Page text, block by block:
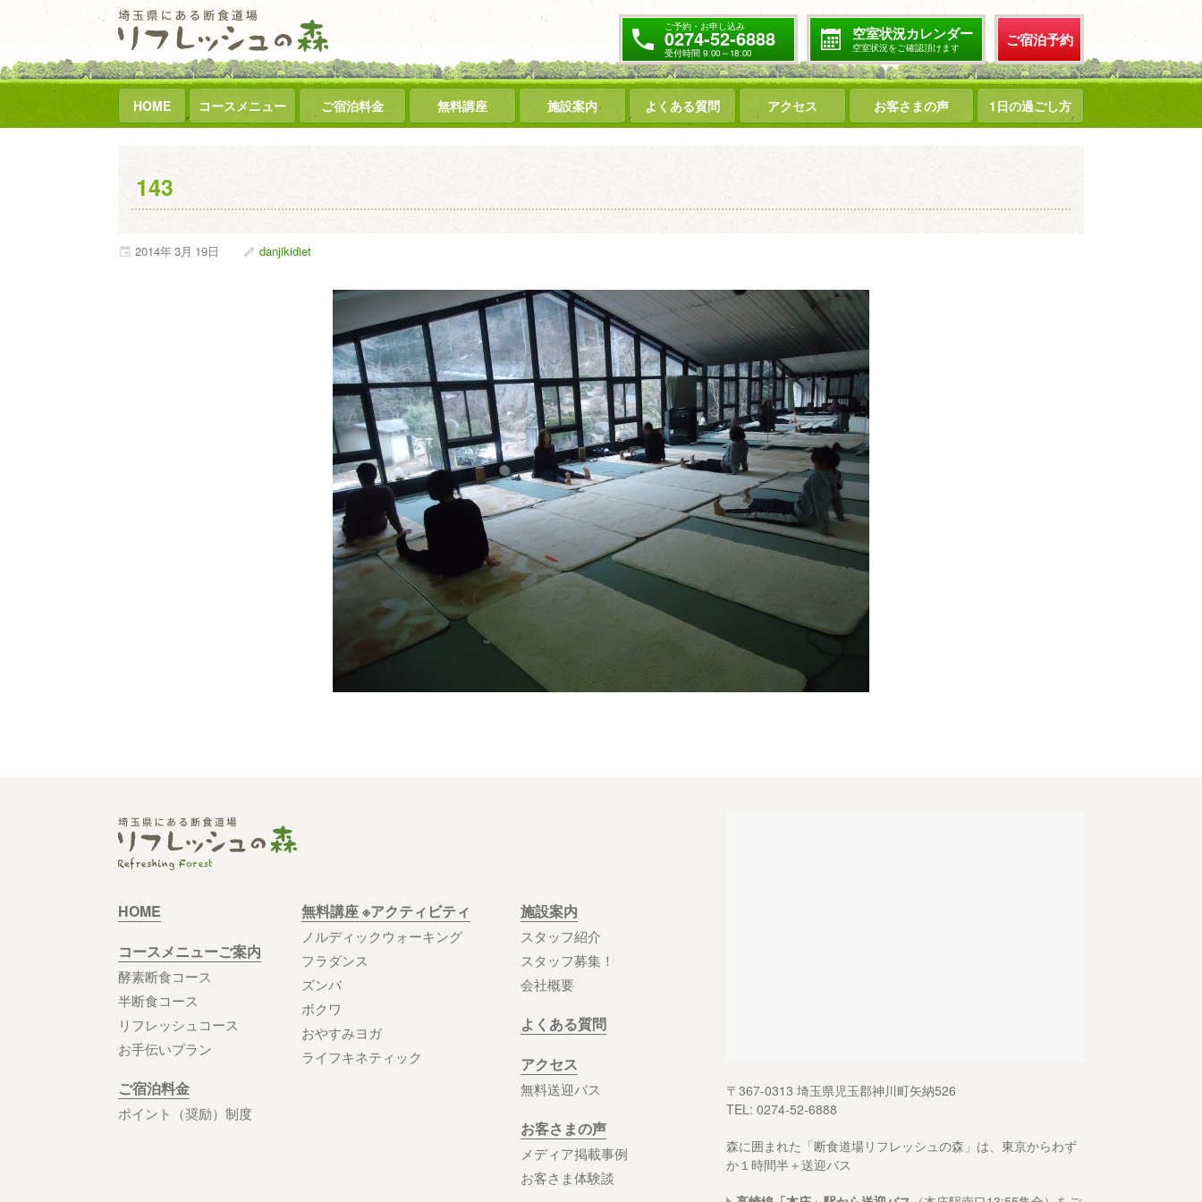
ご予約・お申し込み
0274-52-6888
受付時間 9:00～18:00
空室状況カレンダー
空室状況をご確認頂けます ご宿泊予約
HOME コースメニュー ご宿泊料金 無料講座 施設案内 よくある質問 アクセス お客さまの声 1日の過ごし方
143
2014年3月 19日 danjikidiet
HOME
コースメニューご案内
酵素断食コース
半断食コース
リフレッシュコース
お手伝いプラン
ご宿泊料金
ポイント（奨励）制度
無料講座 ※アクティビティ
ノルディックウォーキング
フラダンス
ズンバ
ボクワ
おやすみヨガ
ライフキネティック
施設案内
スタッフ紹介
スタッフ募集！
会社概要
よくある質問
アクセス
無料送迎バス
お客さまの声
メディア掲載事例
お客さま体験談
〒367-0313 埼玉県児玉郡神川町矢納526
TEL: 0274-52-6888
森に囲まれた「断食道場リフレッシュの森」は、東京からわず
か１時間半＋送迎バス